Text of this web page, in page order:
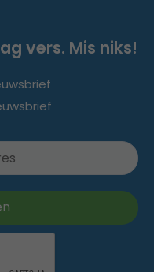
vers. Mis niks!